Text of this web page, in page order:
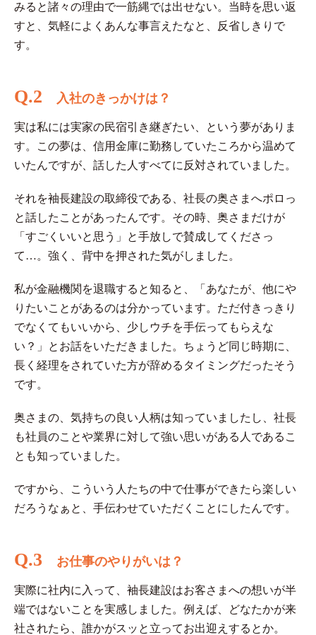
みると諸々の理由で一筋縄では出せない。当時を思い返
すと、気軽によくあんな事言えたなと、反省しきりで
す。
Q.2 入社のきっかけは？
実は私には実家の民宿引き継ぎたい、という夢がありま
す。この夢は、信用金庫に勤務していたころから温めて
いたんですが、話した人すべてに反対されていました。
それを袖長建設の取締役である、社長の奥さまへポロっ
と話したことがあったんです。その時、奥さまだけが
「すごくいいと思う」と手放しで賛成してくださっ
て…。強く、背中を押された気がしました。
私が金融機関を退職すると知ると、「あなたが、他にや
りたいことがあるのは分かっています。ただ付きっきり
でなくてもいいから、少しウチを手伝ってもらえな
い？」とお話をいただきました。ちょうど同じ時期に、
長く経理をされていた方が辞めるタイミングだったそう
です。
奥さまの、気持ちの良い人柄は知っていましたし、社長
も社員のことや業界に対して強い思いがある人であるこ
とも知っていました。
ですから、こういう人たちの中で仕事ができたら楽しい
だろうなぁと、手伝わせていただくことにしたんです。
Q.3 お仕事のやりがいは？
実際に社内に入って、袖長建設はお客さまへの想いが半
端ではないことを実感しました。例えば、どなたかが来
社されたら、誰かがスッと立ってお出迎えするとか。